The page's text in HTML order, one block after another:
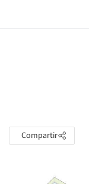
Compartir